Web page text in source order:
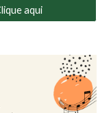
aqui